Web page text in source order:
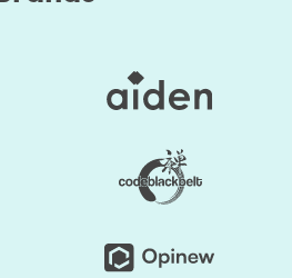
votre succès
Des guides pratiques et des
l'industrie et aux études de cas,
électronique.
nous avons aidé des milliers de
et à réussir leurs boutiques en